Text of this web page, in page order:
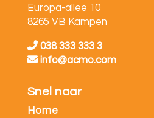
Europa-allee 10
8265 VB Kampen
038 333 333 3
info@acmo.com
Snel naar
Home